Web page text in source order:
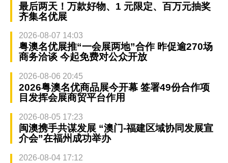
最后两天！万款好物、1 元限定、百万元抽奖
齐集名优展
2026-08-07 14:03
粤澳名优展推“一会展两地”合作 昨促逾270场
商务洽谈 今起免费对公众开放
2026-08-06 20:45
2026粤澳名优商品展今开幕 签署49份合作项
目发挥会展商贸平台作用
2026-08-05 17:23
闽澳携手共谋发展 “澳门-福建区域协同发展宣
介会”在福州成功举办
2026-08-04 17:12